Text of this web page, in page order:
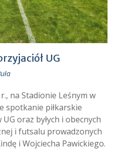
UG
na Stadionie Leśnym w
spotkanie piłkarskie
oraz byłych i obecnych
i futsalu prowadzonych
i Wojciecha Pawickiego.